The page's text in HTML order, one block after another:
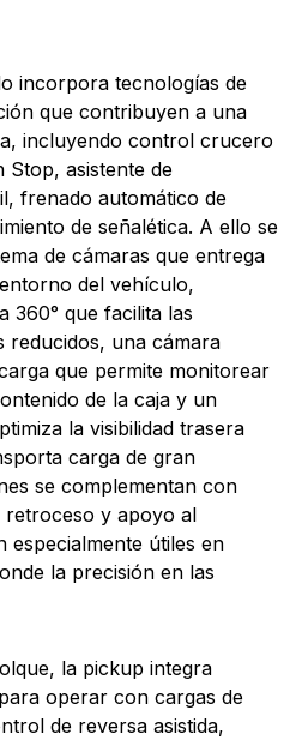
incorpora tecnologías de
que contribuyen a una
incluyendo control crucero
asistente de
frenado automático de
de señalética. A ello se
de cámaras que entrega
del vehículo,
360° que facilita las
reducidos, una cámara
que permite monitorear
de la caja y un
la visibilidad trasera
carga de gran
se complementan con
retroceso y apoyo al
especialmente útiles en
la precisión en las
la pickup integra
operar con cargas de
de reversa asistida,